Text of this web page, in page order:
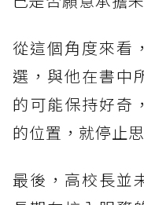
從這個角度來看
選，與他在書中
的可能保持好奇
的位置，就停止
最後，高校長並